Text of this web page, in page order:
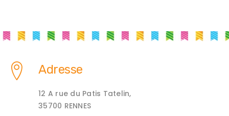
Adresse
12 A rue du Patis Tatelin,
35700 RENNES